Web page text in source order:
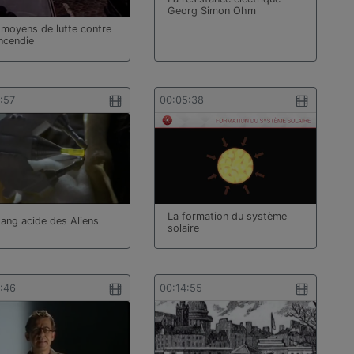
moyens de lutte contre
Georg Simon Ohm
acide des Aliens
00:05:38
La formation du système
solaire
00:14:55